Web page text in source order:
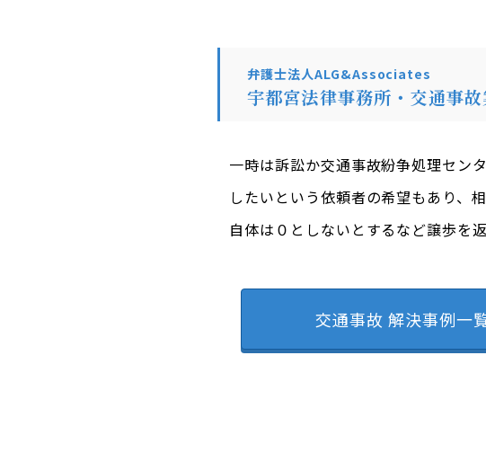
弁護士法人ALG&Associates
宇都宮法律事務所・交通事
一時は訴訟か交通事故紛争処理セン
したいという依頼者の希望もあり、
自体は０としないとするなど譲歩を
交通事故 解決事例一